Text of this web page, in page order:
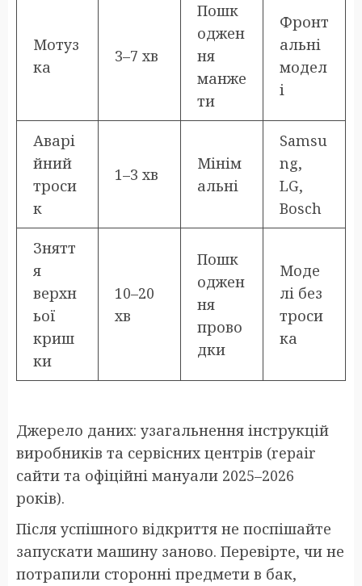
Мотуз
ка
3–7 хв
Пошк
оджен
ня
манже
ти
Фронт
альні
модел
і
Аварі
йний
троси
к
1–3 хв
Мінім
альні
Samsu
ng,
LG,
Bosch
Знятт
я
верхн
ьої
криш
ки
10–20
хв
Пошк
оджен
ня
прово
дки
Моде
лі без
троси
ка
Джерело даних: узагальнення інструкцій
виробників та сервісних центрів (repair
сайти та офіційні мануали 2025–2026
років).
Після успішного відкриття не поспішайте
запускати машину заново. Перевірте, чи не
потрапили сторонні предмети в бак,